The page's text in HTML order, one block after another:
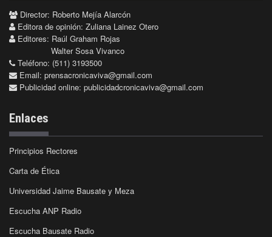
Director: Roberto Mejía Alarcón
Editora de opinión: Zuliana Lainez Otero
Editores: Raúl Graham Rojas
Walter Sosa Vivanco
Teléfono: (511) 3193500
Email: prensacronicaviva@gmail.com
Publicidad online: publicidadcronicaviva@gmail.com
Enlaces
Principios Rectores
Carta de Ética
Universidad Jaime Bausate y Meza
Escucha ANP Radio
Escucha Bausate Radio